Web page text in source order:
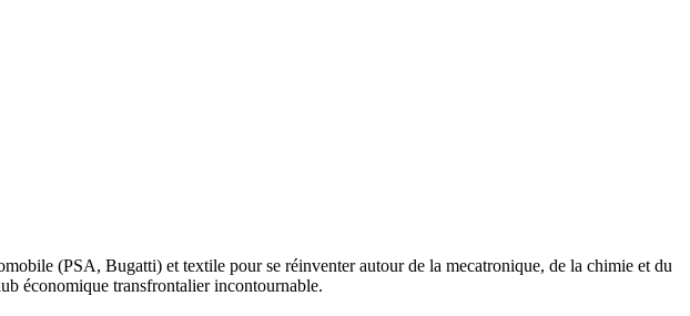
(PSA, Bugatti) et textile pour se réinventer autour de la mecatronique, de la chimie et du
économique transfrontalier incontournable.